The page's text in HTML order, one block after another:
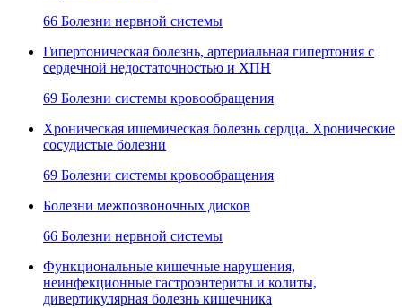
66 Болезни нервной системы
Гипертоническая болезнь, артериальная гипертония с
сердечной недостаточностью и ХПН
69 Болезни системы кровообращения
Хроническая ишемическая болезнь сердца. Хронические
сосудистые болезни
69 Болезни системы кровообращения
Болезни межпозвоночных дисков
66 Болезни нервной системы
Функциональные кишечные нарушения,
неинфекционные гастроэнтериты и колиты,
дивертикулярная болезнь кишечника